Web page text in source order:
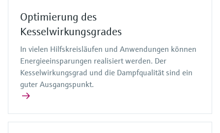
Optimierung des
Kesselwirkungsgrades
In vielen Hilfskreisläufen und Anwendungen können
Energieeinsparungen realisiert werden. Der
Kesselwirkungsgrad und die Dampfqualität sind ein
guter Ausgangspunkt.